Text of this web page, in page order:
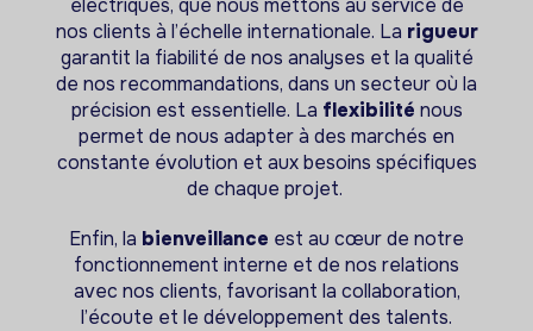
électriques, que nous mettons au service de
nos clients à l’échelle internationale. La rigueur
garantit la fiabilité de nos analyses et la qualité
de nos recommandations, dans un secteur où la
précision est essentielle. La flexibilité nous
permet de nous adapter à des marchés en
constante évolution et aux besoins spécifiques
de chaque projet.
Enfin, la bienveillance est au cœur de notre
fonctionnement interne et de nos relations
avec nos clients, favorisant la collaboration,
l’écoute et le développement des talents.